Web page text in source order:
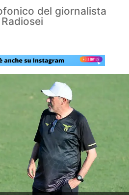
del giornalista